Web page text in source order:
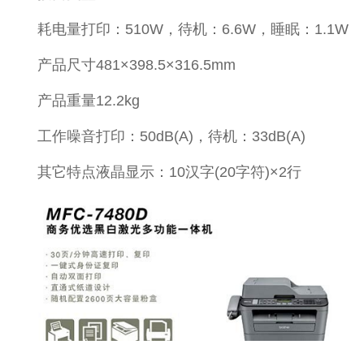
耗电量打印：510W，待机：6.6W，睡眠：1.1W
产品尺寸481×398.5×316.5mm
产品重量12.2kg
工作噪音打印：50dB(A)，待机：33dB(A)
其它特点液晶显示：10汉字(20字符)×2行